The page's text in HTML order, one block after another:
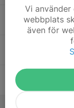
17
Fre
Vi
webbplats
även för